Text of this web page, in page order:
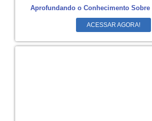
Aprofundando o Conhecimento Sobre
ACESSAR AGORA!